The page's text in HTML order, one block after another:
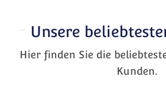
Unsere
Hier finden Sie die
Kunden.